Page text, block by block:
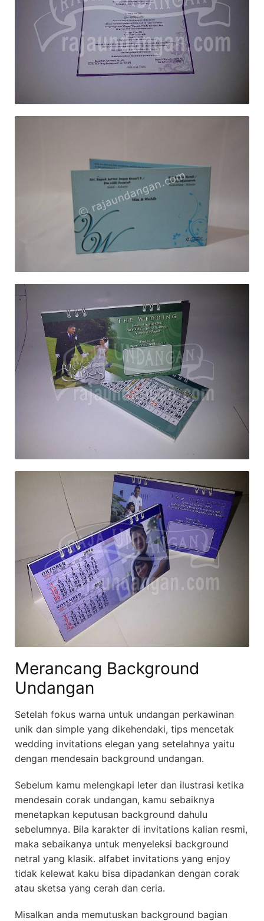
Merancang Background
Undangan
Setelah fokus warna untuk undangan perkawinan
unik dan simple yang dikehendaki, tips mencetak
wedding invitations elegan yang setelahnya yaitu
dengan mendesain background undangan.
Sebelum kamu melengkapi leter dan ilustrasi ketika
mendesain corak undangan, kamu sebaiknya
menetapkan keputusan background dahulu
sebelumnya. Bila karakter di invitations kalian resmi,
maka sebaikanya untuk menyeleksi background
netral yang klasik. alfabet invitations yang enjoy
tidak kelewat kaku bisa dipadankan dengan corak
atau sketsa yang cerah dan ceria.
Misalkan anda memutuskan background bagian